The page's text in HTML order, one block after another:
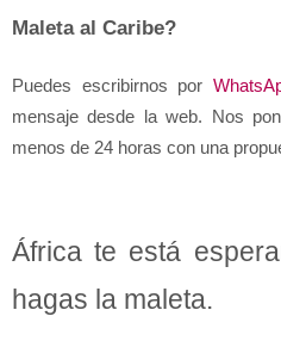
Maleta al Caribe?
Puedes escribirnos por
mensaje desde la web. Nos
menos de 24 horas con una
África te está
hagas la maleta.